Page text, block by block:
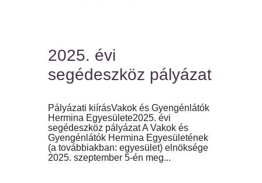
2025. évi
segédeszköz pályázat
Pályázati kiírásVakok és Gyengénlátók
Hermina Egyesülete2025. évi
segédeszköz pályázat A Vakok és
Gyengénlátók Hermina Egyesületének
(a továbbiakban: egyesület) elnöksége
2025. szeptember 5-én meg...